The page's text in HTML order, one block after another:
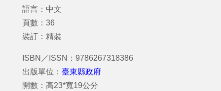
語言：中文
頁數：36
裝訂：精裝
ISBN／ISSN：9786267318386
出版單位： 臺東縣政府
開數：高23*寬19公分